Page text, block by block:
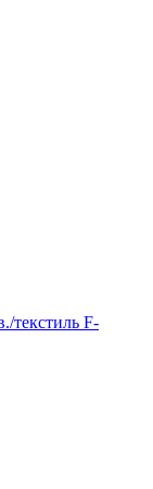
текстиль F-